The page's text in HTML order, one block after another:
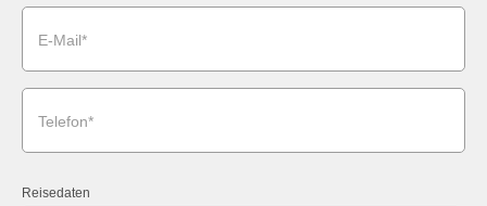
E-Mail*
Telefon*
Reisedaten